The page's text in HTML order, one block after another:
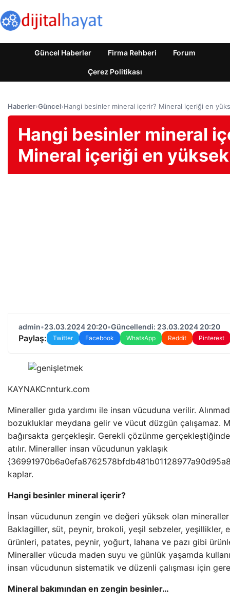
Güncel Haberler Firma Rehberi Forum
Çerez Politikası
Haberler›Güncel›Hangi besinler mineral içerir? Mineral içeriği en
Hangi besinler mineral
Mineral içeriği en
admin•23.03.2024 20:20•Güncellendi: 23.03.2024 20:20
Paylaş: Twitter Facebook WhatsApp Reddit Pinterest
KAYNAKCnnturk.com
Mineraller gıda yardımı ile insan vücuduna verilir.
bozukluklar meydana gelir ve vücut düzgün çalışamaz.
bağırsakta gerçekleşir. Gerekli çözünme
atılır. Mineraller insan vücudunun yaklaşık
kaplar.
Hangi besinler mineral içerir?
İnsan vücudunun zengin ve değeri yüksek olan
Baklagiller, süt, peynir, brokoli, yeşil sebzeler, yeşillikler,
ürünleri, patates, peynir, yoğurt, lahana ve pazı gibi
Mineraller vücuda maden suyu ve günlük yaşamda
insan vücudunun sistematik ve düzenli çalışması için
Mineral bakımından en zengin besinler…